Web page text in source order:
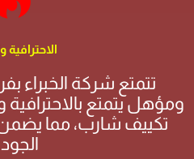
الاحترافية
تتمتع شركة
ومؤهل يتمتع
تكييف شارب، مما